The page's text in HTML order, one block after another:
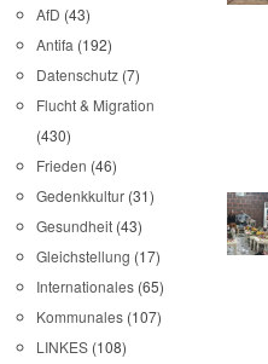
AfD (43)
Antifa (192)
Datenschutz (7)
Flucht & Migration
(430)
Frieden (46)
Gedenkkultur (31)
Gesundheit (43)
Gleichstellung (17)
Internationales (65)
Kommunales (107)
LINKES (108)